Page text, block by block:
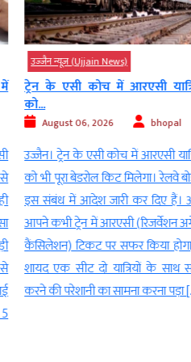
उज्‍जैन न्यूज़ (Ujjain News)
ट्रेन के एसी कोच में आरएसी
को...
August 06, 2026 bhopal
उज्जैन। ट्रेन के एसी कोच में आरएसी
को भी पूरा बेडरोल किट मिलेगा। रेलवे
इस संबंध में आदेश जारी कर दिए हैं।
आपने कभी ट्रेन में आरएसी (रिजर्वेशन
कैंसिलेशन) टिकट पर सफर किया होगा,
शायद एक सीट दो यात्रियों के साथ
करने की परेशानी का सामना करना पड़ा […]